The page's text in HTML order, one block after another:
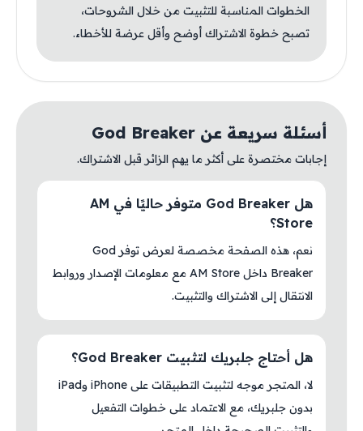
الخطوات المناسبة للتثبيت من خلال الشروحات،
تصبح خطوة الاشتراك أوضح وأقل عرضة للأخطاء.
أسئلة سريعة عن God Breaker
إجابات مختصرة على أكثر ما يهم الزائر قبل الاشتراك.
هل God Breaker متوفر حاليًا في AM
Store؟
نعم، هذه الصفحة مخصصة لعرض توفر God
Breaker داخل AM Store مع معلومات الإصدار وروابط
الانتقال إلى الاشتراك والتثبيت.
هل أحتاج جلبريك لتثبيت God Breaker؟
لا، المتجر موجه لتثبيت التطبيقات على iPhone وiPad
بدون جلبريك، مع الاعتماد على خطوات التفعيل